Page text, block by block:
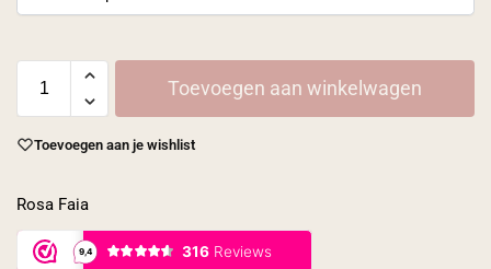
Toevoegen aan winkelwagen
Toevoegen aan je wishlist
Rosa Faia